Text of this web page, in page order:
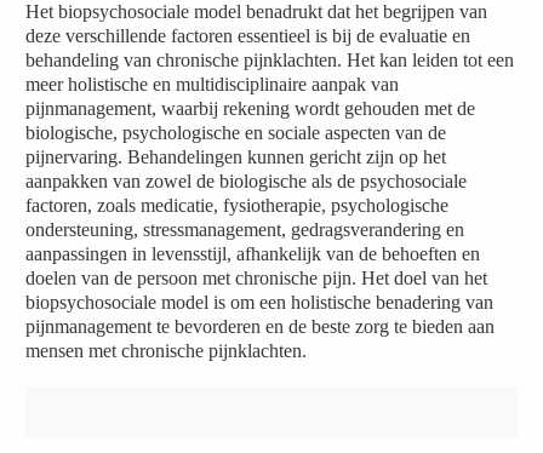
Het biopsychosociale model benadrukt dat het begrijpen van
deze verschillende factoren essentieel is bij de evaluatie en
behandeling van chronische pijnklachten. Het kan leiden tot een
meer holistische en multidisciplinaire aanpak van
pijnmanagement, waarbij rekening wordt gehouden met de
biologische, psychologische en sociale aspecten van de
pijnervaring. Behandelingen kunnen gericht zijn op het
aanpakken van zowel de biologische als de psychosociale
factoren, zoals medicatie, fysiotherapie, psychologische
ondersteuning, stressmanagement, gedragsverandering en
aanpassingen in levensstijl, afhankelijk van de behoeften en
doelen van de persoon met chronische pijn. Het doel van het
biopsychosociale model is om een holistische benadering van
pijnmanagement te bevorderen en de beste zorg te bieden aan
mensen met chronische pijnklachten.